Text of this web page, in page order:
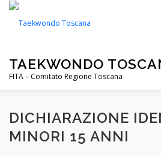
Passa
contenuto
TAEKWONDO
FITA – Comitato Regione Toscana
FITA PALESTRE NOTIZIE
DICHIARAZIONE
MINORI 15 ANNI